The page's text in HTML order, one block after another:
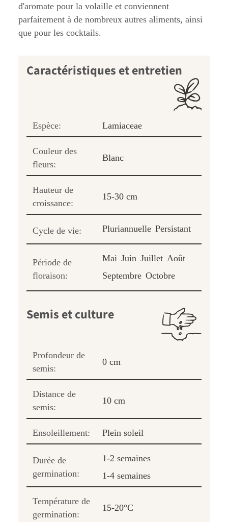
d'aromate pour la volaille et conviennent
parfaitement à de nombreux autres aliments, ainsi
que pour les cocktails.
Caractéristiques et entretien
Espèce: Lamiaceae
Couleur des
fleurs:
Blanc
Hauteur de
croissance:
15-30 cm
Cycle de vie: Pluriannuelle Persistant
Période de
floraison:
Mai Juin Juillet Août
Septembre Octobre
Semis et culture
Profondeur de
semis:
0 cm
Distance de
semis:
10 cm
Ensoleillement: Plein soleil
Durée de
germination:
1-2 semaines
1-4 semaines
Température de
germination:
15-20°C